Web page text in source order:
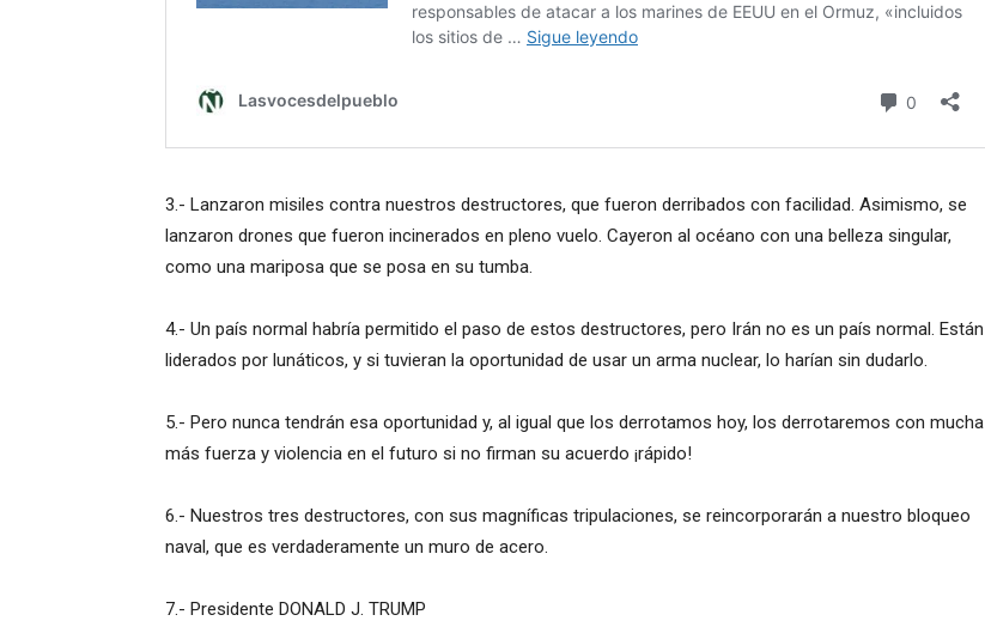
3.- Lanzaron misiles contra nuestros destructores, que fueron derribados con facilidad. Asimismo, se
lanzaron drones que fueron incinerados en pleno vuelo. Cayeron al océano con una belleza singular,
como una mariposa que se posa en su tumba.
4.- Un país normal habría permitido el paso de estos destructores, pero Irán no es un país normal. Están
liderados por lunáticos, y si tuvieran la oportunidad de usar un arma nuclear, lo harían sin dudarlo.
5.- Pero nunca tendrán esa oportunidad y, al igual que los derrotamos hoy, los derrotaremos con mucha
más fuerza y ​​violencia en el futuro si no firman su acuerdo ¡rápido!
6.- Nuestros tres destructores, con sus magníficas tripulaciones, se reincorporarán a nuestro bloqueo
naval, que es verdaderamente un muro de acero.
7.- Presidente DONALD J. TRUMP